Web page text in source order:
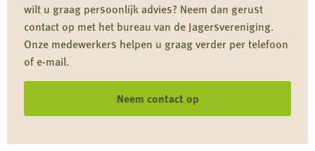
wilt u graag persoonlijk advies? Neem dan gerust
contact op met het bureau van de Jagersvereniging.
Onze medewerkers helpen u graag verder per telefoon
of e-mail.
Neem contact op